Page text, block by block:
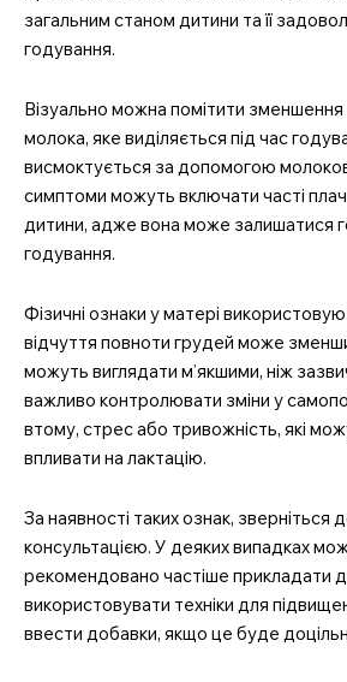
загальним станом дитини та її
годування.
Візуально можна помітити зменшення
молока, яке виділяється під час
висмоктується за допомогою
симптоми можуть включати часті
дитини, адже вона може залишатися
годування.
Фізичні ознаки у матері
відчуття повноти грудей може
можуть виглядати м’якшими, ніж
важливо контролювати зміни у
втому, стрес або тривожність, які
впливати на лактацію.
За наявності таких ознак, зверніться
консультацією. У деяких випадках
рекомендовано частіше прикладати
використовувати техніки для
ввести добавки, якщо це буде